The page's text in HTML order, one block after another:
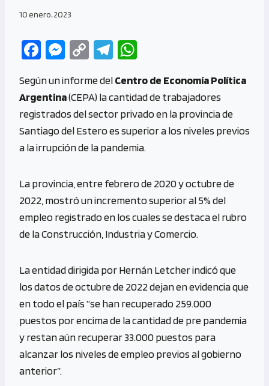
10 enero, 2023
Fa
b
o
o
k
M
se
n
g
er
C
py
Li
n
k
Te
gr
a
m
at
s
A
p
Según un informe delCentro de Economía Política
Argentina(CEPA) la cantidad de trabajadores
registrados del sector privado en la provincia de
Santiago del Estero es superior a los niveles previos
a la irrupción de la pandemia.
La provincia, entre febrero de 2020 y octubre de
2022, mostró un incremento superior al 5% del
empleo registrado en los cuales se destaca el rubro
de la Construcción, Industria y Comercio.
La entidad dirigida por Hernán Letcher indicó que
los datos de octubre de 2022 dejan en evidencia que
en todo el país “se han recuperado 259.000
puestos por encima de la cantidad de pre pandemia
y restan aún recuperar 33.000 puestos para
alcanzar los niveles de empleo previos al gobierno
anterior”.